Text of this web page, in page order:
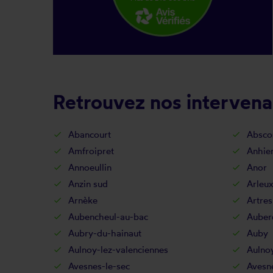
Retrouvez nos
Abancourt
Amfroipret
Annoeullin
Anor
Anzin sud
Arleux
Arnèke
Artres
Aubencheul-au-bac
Aubry-du-hainaut
Auby
Aulnoy-lez-valenciennes
Avesnes-le-sec